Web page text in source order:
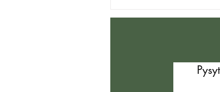
hermostoamme –